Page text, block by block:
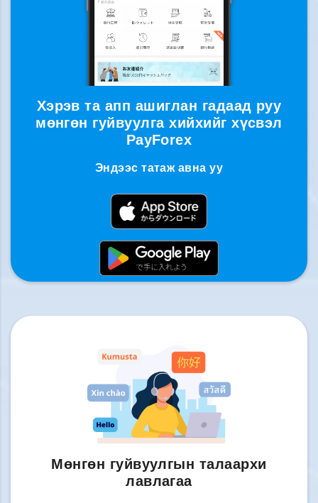
Хэрэв та апп ашиглан гадаад руу
мөнгөн гуйвуулга хийхийг хүсвэл
PayForex
Эндээс татаж авна уу
Мөнгөн гуйвуулгын талаархи
лавлагаа